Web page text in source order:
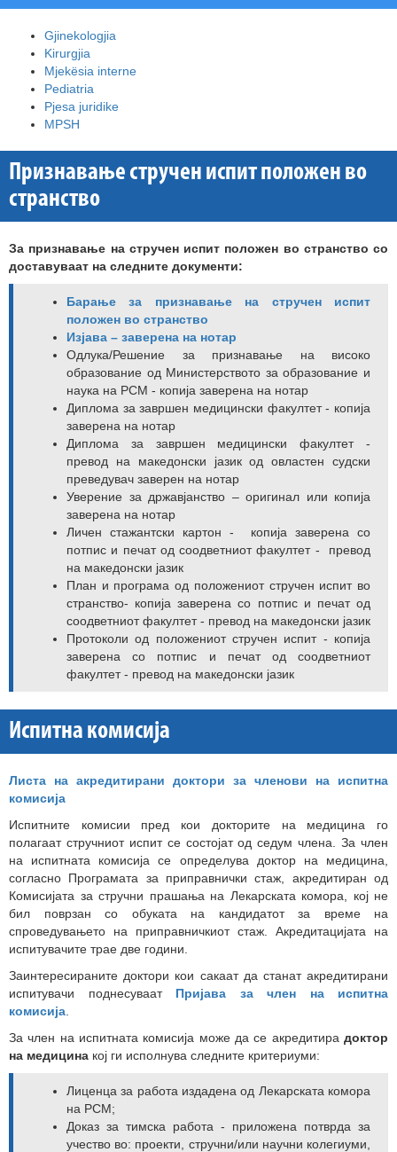
Gjinekologjia
Kirurgjia
Mjekësia interne
Pediatria
Pjesa juridike
MPSH
Признавање стручен испит положен во
странство
За признавање на стручен испит положен во странство со
доставуваат на следните документи:
Барање за признавање на стручен испит
положен во странство
Изјава – заверена на нотар
Одлука/Решение за признавање на високо
образование од Министерството за образование и
наука на РСМ - копија заверена на нотар
Диплома за завршен медицински факултет - копија
заверена на нотар
Диплома за завршен медицински факултет -
превод на македонски јазик од овластен судски
преведувач заверен на нотар
Уверение за државјанство – оригинал или копија
заверена на нотар
Личен стажантски картон - копија заверена со
потпис и печат од соодветниот факултет - превод
на македонски јазик
План и програма од положениот стручен испит во
странство- копија заверена со потпис и печат од
соодветниот факултет - превод на македонски јазик
Протоколи од положениот стручен испит - копија
заверена со потпис и печат од соодветниот
факултет - превод на македонски јазик
Испитна комисија
Листа на акредитирани доктори за членови на испитна
комисија
Испитните комисии пред кои докторите на медицина го
полагаат стручниот испит се состојат од седум члена. За член
на испитната комисија се определува доктор на медицина,
согласно Програмата за приправнички стаж, акредитиран од
Комисијата за стручни прашања на Лекарската комора, кој не
бил поврзан со обуката на кандидатот за време на
спроведувањето на приправничкиот стаж. Акредитацијата на
испитувачите трае две години.
Заинтересираните доктори кои сакаат да станат акредитирани
испитувачи поднесуваат Пријава за член на испитна
комисија
За член на испитната комисија може да се акредитира доктор
на медицина кој ги исполнува следните критериуми:
Лиценца за работа издадена од Лекарската комора
на РСМ;
Доказ за тимска работа - приложена потврда за
учество во: проекти, стручни/или научни колегиуми,